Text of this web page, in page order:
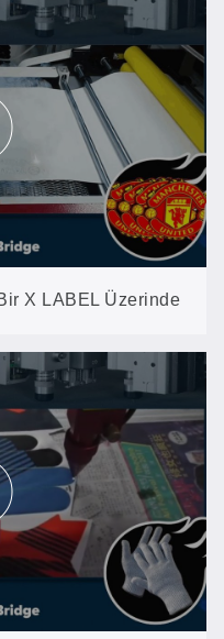
X LABEL Üzerinde